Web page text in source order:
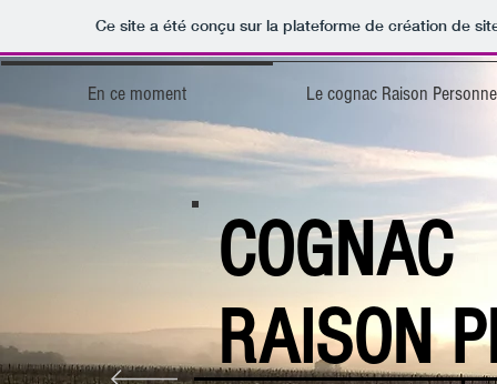
Ce site a été conçu sur la plateforme de création de
En ce moment Le cognac Raison
COGNAC
RAISON